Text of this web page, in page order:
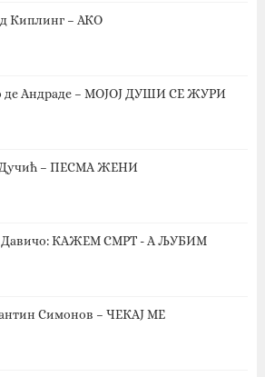
Киплинг – АКО
де Андраде – МОЈОЈ ДУШИ СЕ ЖУРИ
Дучић – ПЕСМА ЖЕНИ
Давичо‎: КАЖЕМ СМРТ - А ЉУБИМ
Симонов – ЧЕКАЈ МЕ